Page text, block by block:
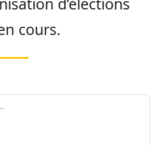
cours.